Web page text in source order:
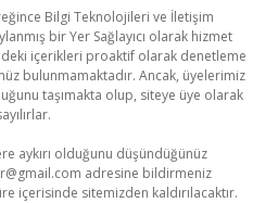
Bilgi Teknolojileri ve İletişim
bir Yer Sağlayıcı olarak hizmet
içerikleri proaktif olarak denetleme
bulunmamaktadır. Ancak, üyelerimiz
taşımakta olup, siteye üye olarak
aykırı olduğunu düşündüğünüz
adresine bildirmeniz
içerisinde sitemizden kaldırılacaktır.